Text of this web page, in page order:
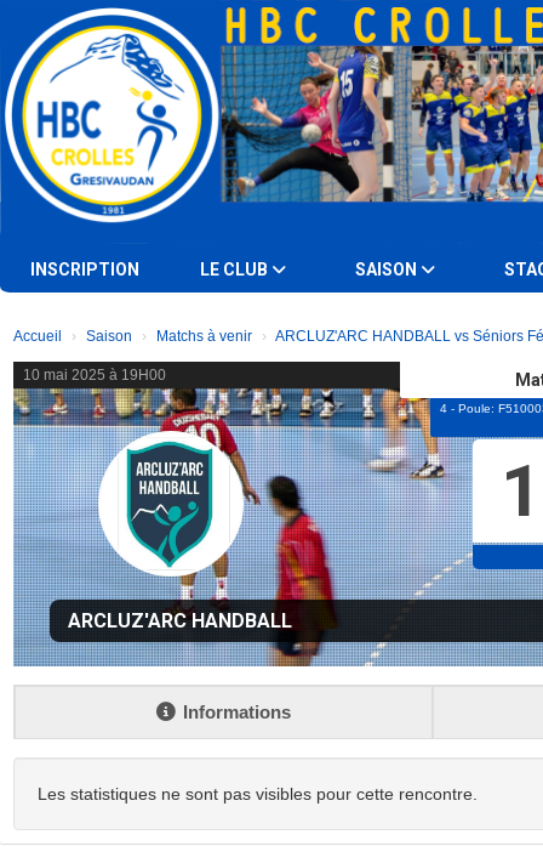
INSCRIPTION LE CLUB SAISON
Accueil Saison Matchs à venir ARCLUZ'ARC HANDBALL vs Séniors
10 mai 2025 à 19H00
4 - Poule:
ARCLUZ'ARC HANDBALL
Informations
Les statistiques ne sont pas visibles pour cette rencontre.
Panneau de gestion des cookies